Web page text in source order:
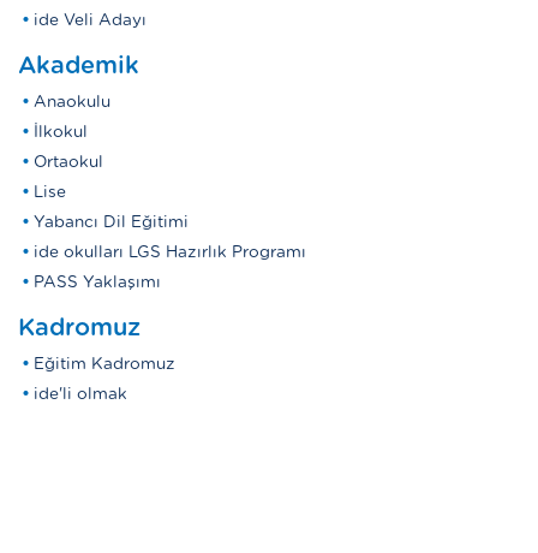
ide Veli Adayı
Akademik
Anaokulu
İlkokul
Ortaokul
Lise
Yabancı Dil Eğitimi
ide okulları LGS Hazırlık Programı
PASS Yaklaşımı
Kadromuz
Eğitim Kadromuz
ide'li olmak